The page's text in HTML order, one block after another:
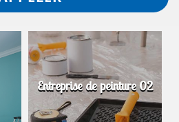
Entreprise de peinture 02